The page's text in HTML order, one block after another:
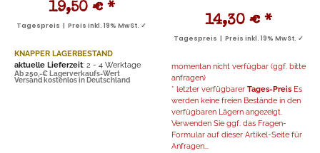
19,50 € *
Tagespreis | Preis inkl. 19% MwSt. ✓
KNAPPER LAGERBESTAND
aktuelle Lieferzeit: 2 - 4 Werktage
Ab 250,-€ Lagerverkaufs-Wert
Versand kostenlos in Deutschland
14,30 € *
Tagespreis | Preis inkl. 19% MwSt. ✓
momentan nicht verfügbar (ggf. bitte
anfragen)
* letzter verfügbarer Tages-Preis Es
werden keine freien Bestände in den
verfügbaren Lägern angezeigt.
Verwenden Sie ggf. das Fragen-
Formular auf dieser Artikel-Seite für
Anfragen...